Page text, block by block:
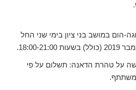
הום במושב בני ציון בימי שני החל
על טהרת הדאנה: תשלום על פי
משתתף.